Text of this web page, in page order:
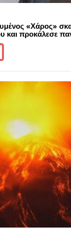
«Χάρος»
και προκάλεσε